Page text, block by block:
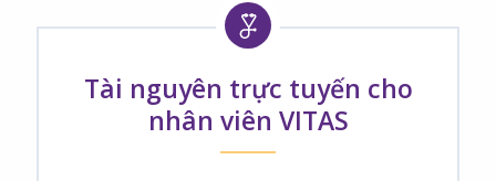
Tài nguyên trực tuyến cho
nhân viên VITAS